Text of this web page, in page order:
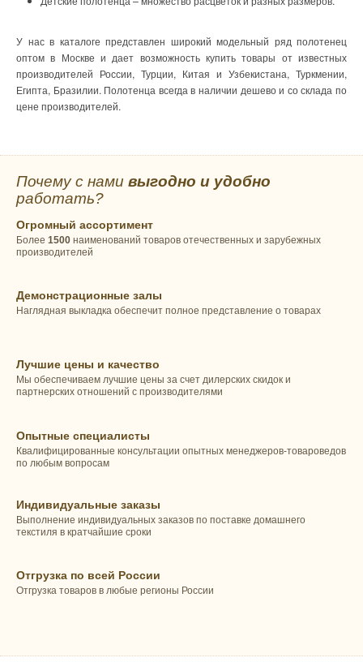
У нас в каталоге представлен широкий модельный ряд полотенец
оптом в Москве и дает возможность купить товары от известных
производителей России, Турции, Китая и Узбекистана, Туркмении,
Египта, Бразилии. Полотенца всегда в наличии дешево и со склада по
цене производителей.
Почему с нами выгодно и удобно
работать?
Огромный ассортимент
Более 1500 наименований товаров отечественных и зарубежных
производителей
Демонстрационные залы
Наглядная выкладка обеспечит полное представление о товарах
Лучшие цены и качество
Мы обеспечиваем лучшие цены за счет дилерских скидок и
партнерских отношений с производителями
Опытные специалисты
Квалифицированные консультации опытных менеджеров-товароведов
по любым вопросам
Индивидуальные заказы
Выполнение индивидуальных заказов по поставке домашнего
текстиля в кратчайшие сроки
Отгрузка по всей России
Отгрузка товаров в любые регионы России